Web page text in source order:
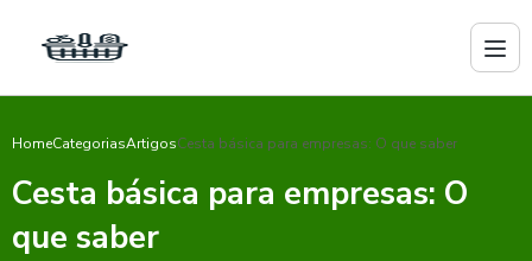
HomeCategoriasArtigosCesta básica para empresas: O que saber
Cesta básica para empresas: O
que saber